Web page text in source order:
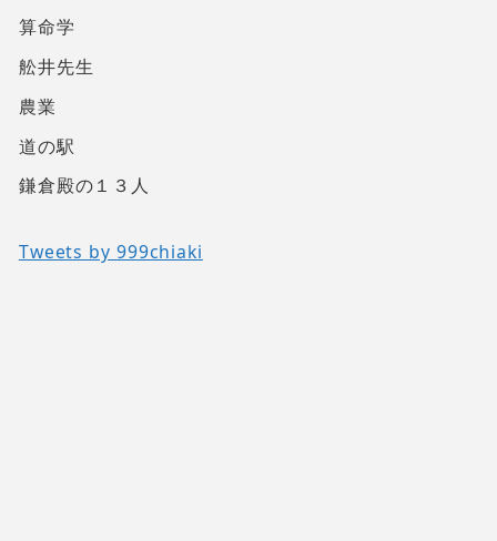
算命学
舩井先生
農業
道の駅
鎌倉殿の１３人
Tweets by 999chiaki